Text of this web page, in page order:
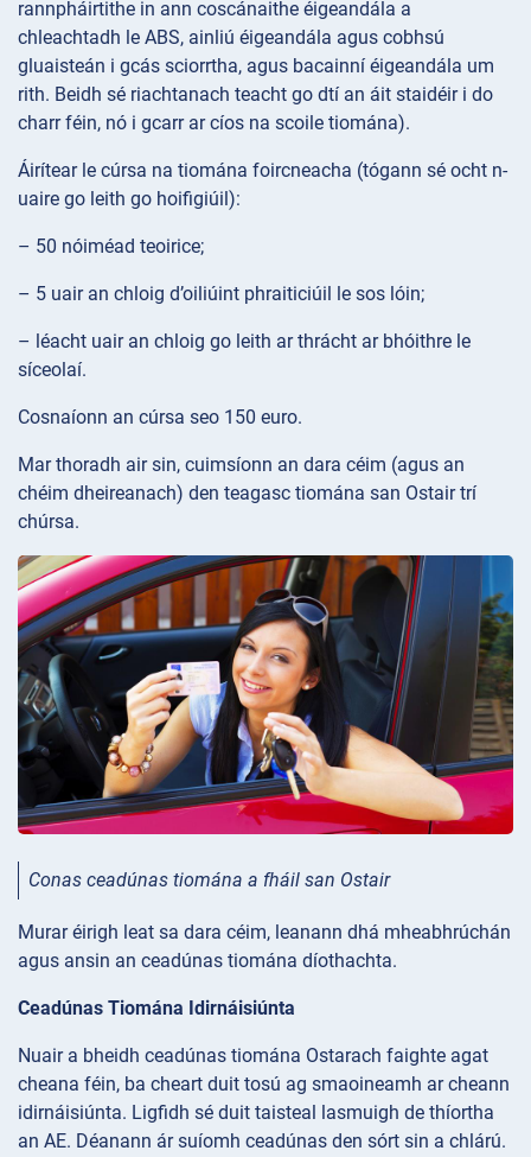
rannpháirtithe in ann coscánaithe éigeandála a
chleachtadh le ABS, ainliú éigeandála agus cobhsú
gluaisteán i gcás sciorrtha, agus bacainní éigeandála um
rith. Beidh sé riachtanach teacht go dtí an áit staidéir i do
charr féin, nó i gcarr ar cíos na scoile tiomána).
Áirítear le cúrsa na tiomána foircneacha (tógann sé ocht n-
uaire go leith go hoifigiúil):
– 50 nóiméad teoirice;
– 5 uair an chloig d’oiliúint phraiticiúil le sos lóin;
– léacht uair an chloig go leith ar thrácht ar bhóithre le
síceolaí.
Cosnaíonn an cúrsa seo 150 euro.
Mar thoradh air sin, cuimsíonn an dara céim (agus an
chéim dheireanach) den teagasc tiomána san Ostair trí
chúrsa.
Conas ceadúnas tiomána a fháil san Ostair
Murar éirigh leat sa dara céim, leanann dhá mheabhrúchán
agus ansin an ceadúnas tiomána díothachta.
Ceadúnas Tiomána Idirnáisiúnta
Nuair a bheidh ceadúnas tiomána Ostarach faighte agat
cheana féin, ba cheart duit tosú ag smaoineamh ar cheann
idirnáisiúnta. Ligfidh sé duit taisteal lasmuigh de thíortha
an AE. Déanann ár suíomh ceadúnas den sórt sin a chlárú.